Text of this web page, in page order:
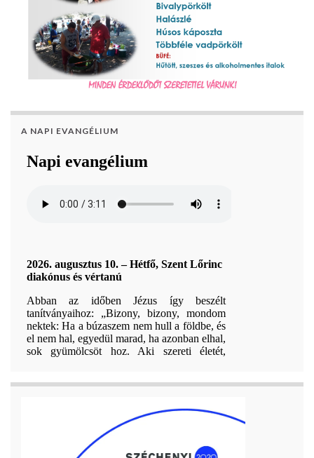
A NAPI EVANGÉLIUM